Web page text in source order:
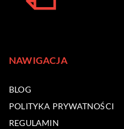
NAWIGACJA
BLOG
POLITYKA PRYWATNOŚCI
REGULAMIN